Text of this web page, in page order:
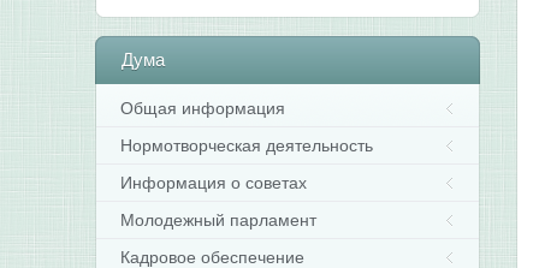
Дума
Общая информация
Нормотворческая деятельность
Информация о советах
Молодежный парламент
Кадровое обеспечение